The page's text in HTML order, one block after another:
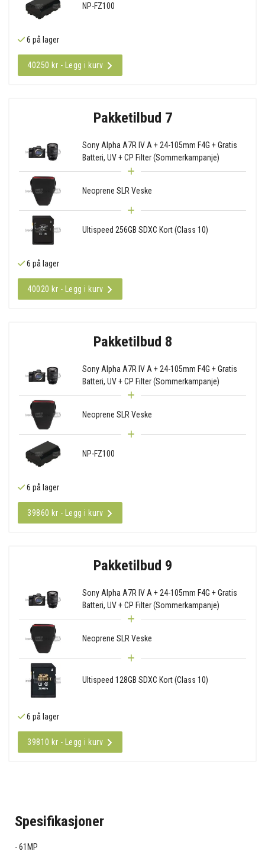
NP-FZ100
6 på lager
40250 kr - Legg i kurv
Pakketilbud 7
Sony Alpha A7R IV A + 24-105mm F4G + Gratis
Batteri, UV + CP Filter (Sommerkampanje)
Neoprene SLR Veske
Ultispeed 256GB SDXC Kort (Class 10)
6 på lager
40020 kr - Legg i kurv
Pakketilbud 8
Sony Alpha A7R IV A + 24-105mm F4G + Gratis
Batteri, UV + CP Filter (Sommerkampanje)
Neoprene SLR Veske
NP-FZ100
6 på lager
39860 kr - Legg i kurv
Pakketilbud 9
Sony Alpha A7R IV A + 24-105mm F4G + Gratis
Batteri, UV + CP Filter (Sommerkampanje)
Neoprene SLR Veske
Ultispeed 128GB SDXC Kort (Class 10)
6 på lager
39810 kr - Legg i kurv
Spesifikasjoner
61MP